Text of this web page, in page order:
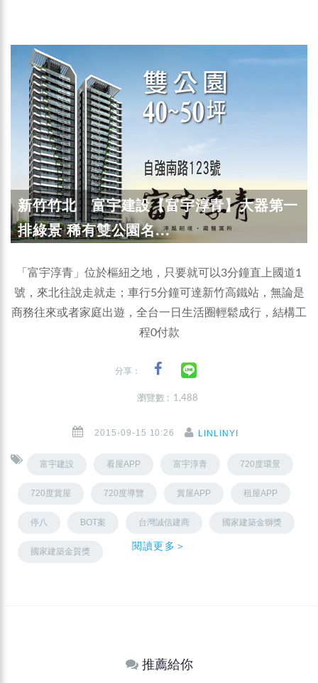
新竹竹北 富宇建設【富宇淳青】大器第一
排綠景 稀有雙公園名...
「富宇淳青」位於樞紐之地，只要就可以3分鐘直上國道1
號，來北往說走就走；車行5分鐘可達新竹高鐵站，無論是
商務往來或者家庭出遊，全台一日生活圈輕鬆成行，結構工
程0付款
分享：
瀏覽數 : 1,488
2015-09-15 10:26 LINLINYI
富宇建設 看屋APP 富宇淳青 720度環景
720度賞屋 720度導覽 賞屋APP 租屋APP
停八 BOT案 台灣誠信建商 國家建築金獅獎
國家建築金質獎 閱讀更多＞
推薦給你